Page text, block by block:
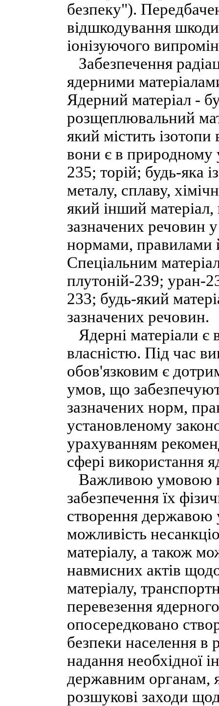
безпеку").
відшкодування
іонізуючого
Забезпечення
ядерними
Ядерний матеріал -
розщеплювальний
який містить
вони є в природному
235; торій; будь-яка
металу, сплаву,
який інший матеріал,
зазначених речовин
нормами, правилами
Спеціальним
плутоній-239; уран-
233; будь-який
зазначених речовин.
Ядерні матеріали
власністю. Під час
обов'язковим є
умов, що
зазначених норм,
установленому
урахуванням
сфері використання
Важливою умовою
забезпечення їх
створення державою
можливість
матеріалу, а також
навмисних актів
матеріалу,
перевезення
опосередковано
безпеки населення в
надання необхідної
державним органам,
розшукові заходи